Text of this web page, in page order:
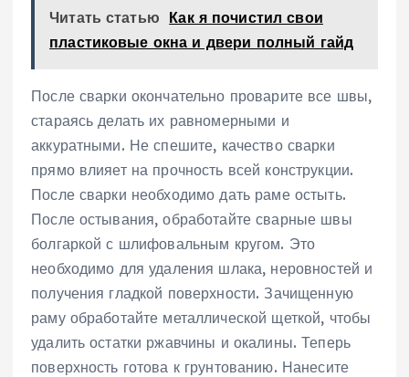
Читать статью Как я почистил свои
пластиковые окна и двери полный гайд
После сварки окончательно проварите все швы,
стараясь делать их равномерными и
аккуратными. Не спешите, качество сварки
прямо влияет на прочность всей конструкции.
После сварки необходимо дать раме остыть.
После остывания, обработайте сварные швы
болгаркой с шлифовальным кругом. Это
необходимо для удаления шлака, неровностей и
получения гладкой поверхности. Зачищенную
раму обработайте металлической щеткой, чтобы
удалить остатки ржавчины и окалины. Теперь
поверхность готова к грунтованию. Нанесите